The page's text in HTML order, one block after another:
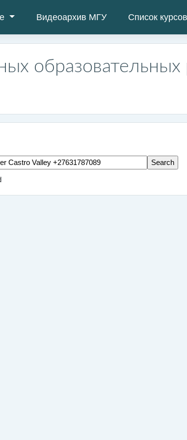
Видеоархив МГУ Список курсов
образовательных